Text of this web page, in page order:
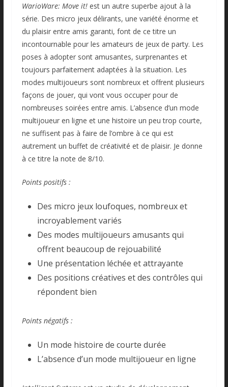
WarioWare: Move it! est un autre superbe ajout à la
série. Des micro jeux délirants, une variété énorme et
du plaisir entre amis garanti, font de ce titre un
incontournable pour les amateurs de jeux de party. Les
poses à adopter sont amusantes, surprenantes et
toujours parfaitement adaptées à la situation. Les
modes multijoueurs sont nombreux et offrent plusieurs
façons de jouer, qui vont vous occuper pour de
nombreuses soirées entre amis. L’absence d’un mode
multijoueur en ligne et une histoire un peu trop courte,
ne suffisent pas à faire de l’ombre à ce qui est
autrement un buffet de créativité et de plaisir. Je donne
à ce titre la note de 8/10.
Points positifs :
Des micro jeux loufoques, nombreux et
incroyablement variés
Des modes multijoueurs amusants qui
offrent beaucoup de rejouabilité
Une présentation léchée et attrayante
Des positions créatives et des contrôles qui
répondent bien
Points négatifs :
Un mode histoire de courte durée
L’absence d’un mode multijoueur en ligne